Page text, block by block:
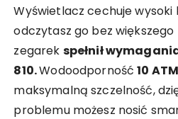
Wyświetlacz cechuje wysoki
odczytasz go bez
zegarek spełnił
810.Wodoodporność10 ATM
maksymalną szczelność,
problemu możesz nosić